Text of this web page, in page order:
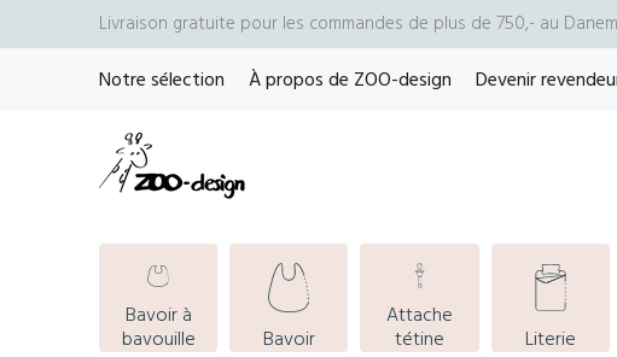
Livraison gratuite pour les commandes de plus de 750,- au
Notre sélection
À propos de ZOO-design Devenir
Bavoir à
bavouille Bavoir
Attache
tétine Literie